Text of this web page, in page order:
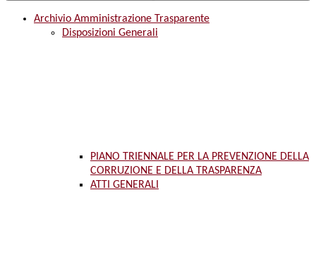
Archivio Amministrazione Trasparente
Disposizioni Generali
PIANO TRIENNALE PER LA PREVENZIONE DELLA
CORRUZIONE E DELLA TRASPARENZA
ATTI GENERALI